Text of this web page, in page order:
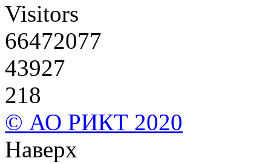
Visitors
66472077
43927
218
© АО РИКТ 2020
Наверх